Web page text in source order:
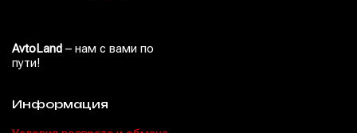
AvtoLand – нам с вами по
пути!
Информация